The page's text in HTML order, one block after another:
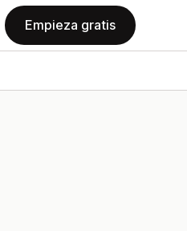
Empieza gratis